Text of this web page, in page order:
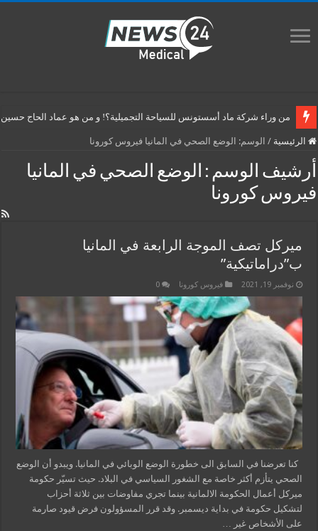
من وراء شركة ماد أسستونس للسياحة التجميلية؟! و من هو عماد الحاج حسين
الرئيسية / الوسم: الوضع الصحي في المانيا فيروس كورونا
أرشيف الوسم : الوضع الصحي في المانيا
فيروس كورونا
ميركل تصف الموجة الرابعة في المانيا
ب”دراماتيكية”
نوفمبر 19, 2021 فيروس كورونا 0
كنا تعرضنا في السابق الى خطورة الوضع الوبائي في المانيا. ويبدو أن الوضع
الصحي يتأزم أكثر خاصة مع الشغور السياسي في البلاد. حيث تسيّر حكومة
ميركل أعمال الحكومة الالمانية بينما تجري مفاوضات بين ثلاثة أحزاب
لتشكيل حكومة في بداية ديسمبر. وقد قرر المسؤولون فرض قيود صارمة
على الأشخاص غير …